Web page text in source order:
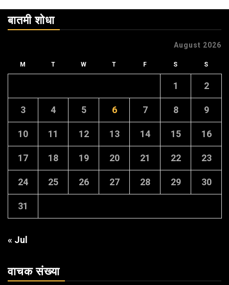
बातमी शोधा
August 2026
M T W T F S S
1 2
3 4 5 6 7 8 9
10 11 12 13 14 15 16
17 18 19 20 21 22 23
24 25 26 27 28 29 30
31
« Jul
वाचक संख्या